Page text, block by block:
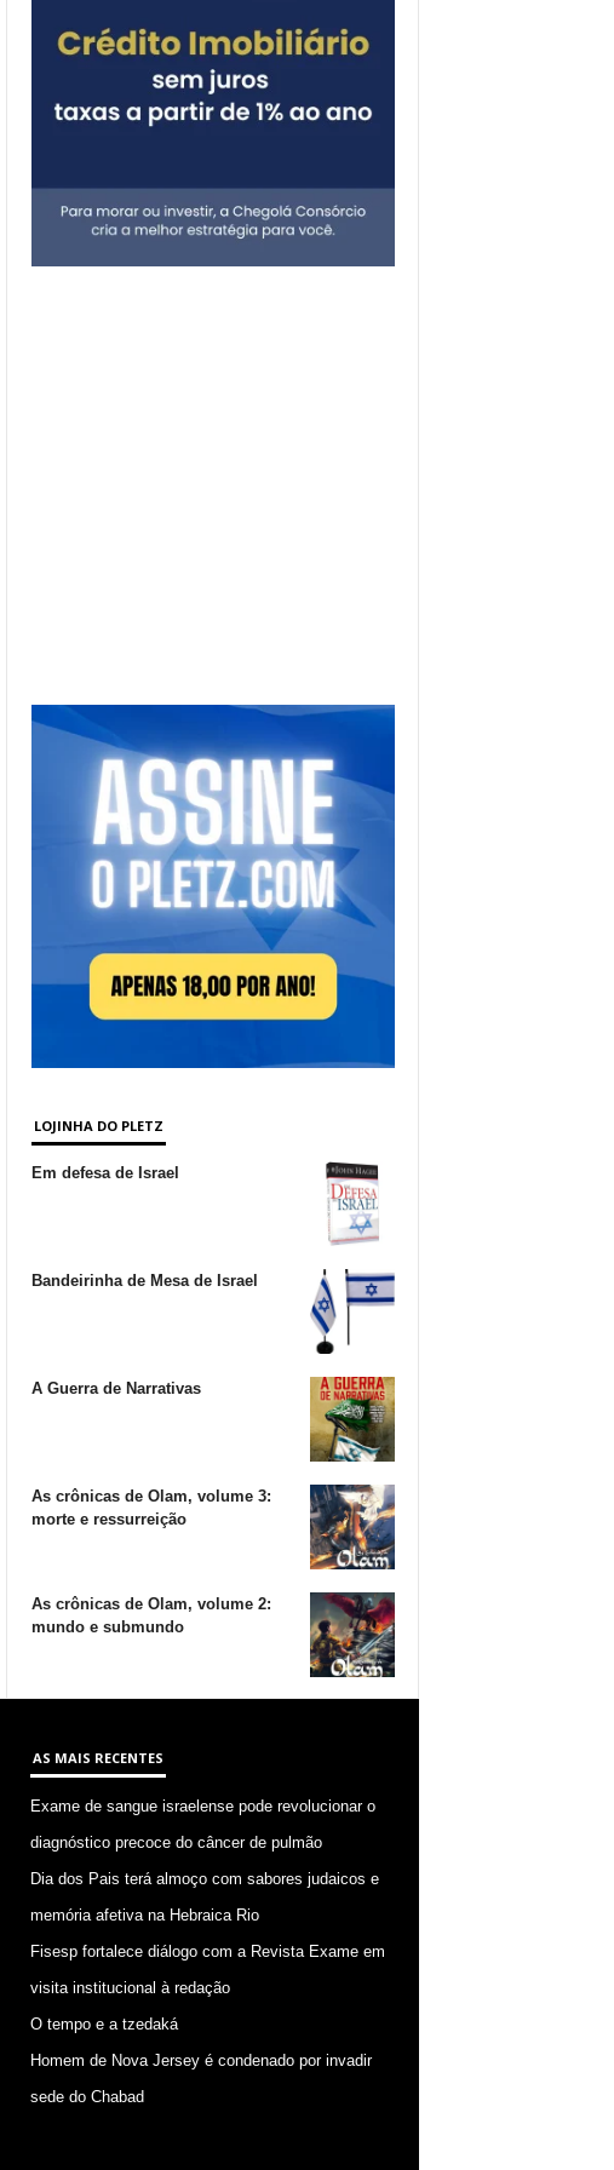
LOJINHA DO PLETZ
Em defesa de Israel
Bandeirinha de Mesa de Israel
A Guerra de Narrativas
As crônicas de Olam, volume 3:
morte e ressurreição
As crônicas de Olam, volume 2:
mundo e submundo
AS MAIS RECENTES
Exame de sangue israelense pode revolucionar o
diagnóstico precoce do câncer de pulmão
Dia dos Pais terá almoço com sabores judaicos e
memória afetiva na Hebraica Rio
Fisesp fortalece diálogo com a Revista Exame em
visita institucional à redação
O tempo e a tzedaká
Homem de Nova Jersey é condenado por invadir
sede do Chabad